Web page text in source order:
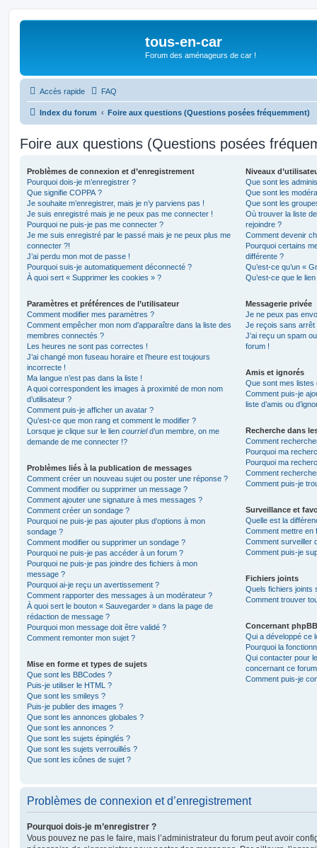
tous-en-car
Forum des aménageurs de car !
Accès rapide FAQ
Index du forum Foire aux questions (Questions posées fréquemment)
Foire aux questions (Questions posées
Problèmes de connexion et d’enregistrement
Pourquoi dois-je m’enregistrer ?
Que signifie COPPA ?
Je souhaite m’enregistrer, mais je n’y parviens pas !
Je suis enregistré mais je ne peux pas me connecter !
Pourquoi ne puis-je pas me connecter ?
Je me suis enregistré par le passé mais je ne peux plus me
connecter ?!
J’ai perdu mon mot de passe !
Pourquoi suis-je automatiquement déconnecté ?
À quoi sert « Supprimer les cookies » ?
Paramètres et préférences de l’utilisateur
Comment modifier mes paramètres ?
Comment empêcher mon nom d’apparaître dans la liste des
membres connectés ?
Les heures ne sont pas correctes !
J’ai changé mon fuseau horaire et l’heure est toujours
incorrecte !
Ma langue n’est pas dans la liste !
A quoi correspondent les images à proximité de mon nom
d’utilisateur ?
Comment puis-je afficher un avatar ?
Qu’est-ce que mon rang et comment le modifier ?
Lorsque je clique sur le lien courrield’un membre, on me
demande de me connecter !?
Problèmes liés à la publication de messages
Comment créer un nouveau sujet ou poster une réponse ?
Comment modifier ou supprimer un message ?
Comment ajouter une signature à mes messages ?
Comment créer un sondage ?
Pourquoi ne puis-je pas ajouter plus d’options à mon
sondage ?
Comment modifier ou supprimer un sondage ?
Pourquoi ne puis-je pas accéder à un forum ?
Pourquoi ne puis-je pas joindre des fichiers à mon
message ?
Pourquoi ai-je reçu un avertissement ?
Comment rapporter des messages à un modérateur ?
À quoi sert le bouton « Sauvegarder » dans la page de
rédaction de message ?
Pourquoi mon message doit être validé ?
Comment remonter mon sujet ?
Mise en forme et types de sujets
Que sont les BBCodes ?
Puis-je utiliser le HTML ?
Que sont les smileys ?
Puis-je publier des images ?
Que sont les annonces globales ?
Que sont les annonces ?
Que sont les sujets épinglés ?
Que sont les sujets verrouillés ?
Que sont les icônes de sujet ?
Niveaux
Que sont les
Que sont les
Que sont les
Où trouver la liste
rejoindre ?
Comment devenir
Pourquoi certains
différente ?
Qu’est-ce qu’un «
Qu’est-ce que le
Messagerie privée
Je ne peux pas
Je reçois sans arrêt
J’ai reçu un spam
forum !
Amis et ignorés
Que sont mes listes
Comment puis-je
liste d’amis ou
Recherche dans
Comment
Pourquoi ma
Pourquoi ma
Comment
Comment puis-je
Surveillance et
Quelle est la
Comment mettre en
Comment surveiller
Comment puis-je
Fichiers joints
Quels fichiers joints
Comment trouver
Concernant phpBB
Qui a développé ce
Pourquoi la
Qui contacter pour
concernant ce
Comment puis-je
Problèmes de connexion et d’enregistrement
Pourquoi dois-je m’enregistrer ?
Vous pouvez ne pas le faire, mais l’administrateur du forum peut avoir